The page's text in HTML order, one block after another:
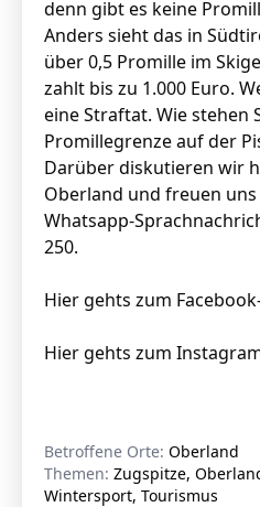
denn gibt es keine
Anders sieht das in
über 0,5 Promille im
zahlt bis zu 1.000 Euro.
eine Straftat. Wie stehen
Promillegrenze auf der
Darüber diskutieren wir
Oberland und freuen
Whatsapp-
250.
Hier gehts zum
Hier gehts zum
Betroffene Orte: Oberland
Themen: Zugspitze,
Wintersport, Tourismus